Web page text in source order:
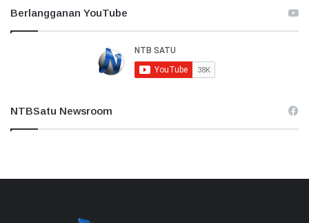
Berlangganan YouTube
NTBSatu Newsroom